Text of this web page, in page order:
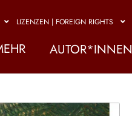
LIZENZEN | FOREIGN RIGHTS
AUTOR*INNEN